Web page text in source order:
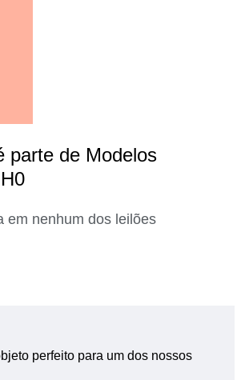
parte de Modelos
em nenhum dos leilões
perfeito para um dos nossos